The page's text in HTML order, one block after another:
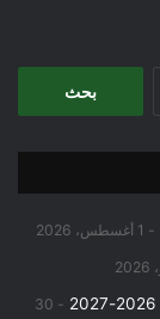
1 أغسطس، 2026
30